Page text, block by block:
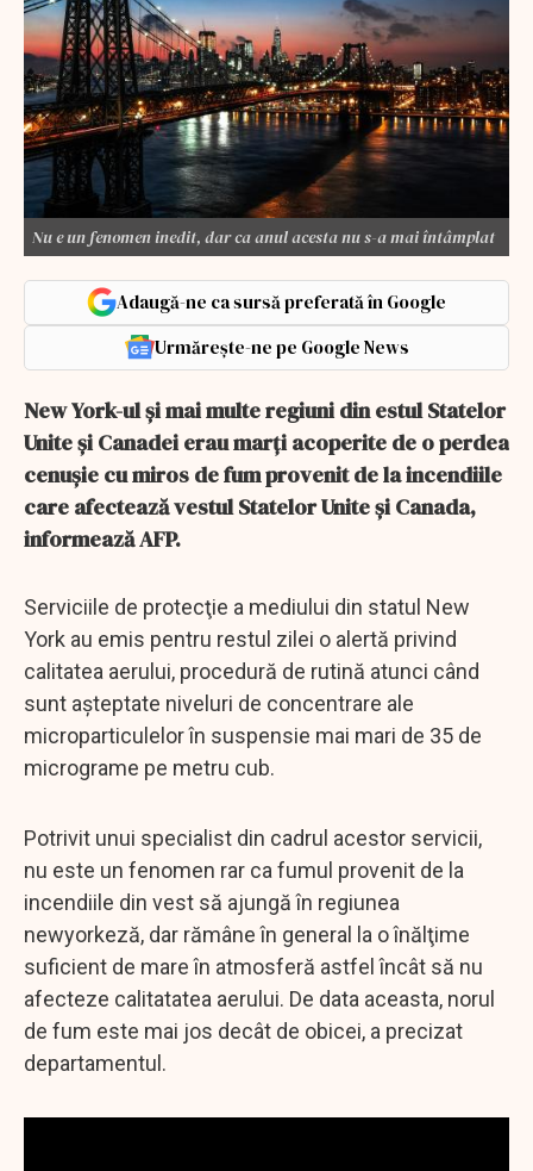
Nu e un fenomen inedit, dar ca anul acesta nu s-a mai întâmplat
Adaugă-ne ca sursă preferată în Google
Urmărește-ne pe Google News
New York-ul şi mai multe regiuni din estul Statelor
Unite şi Canadei erau marţi acoperite de o perdea
cenuşie cu miros de fum provenit de la incendiile
care afectează vestul Statelor Unite şi Canada,
informează AFP.
Serviciile de protecţie a mediului din statul New
York au emis pentru restul zilei o alertă privind
calitatea aerului, procedură de rutină atunci când
sunt aşteptate niveluri de concentrare ale
microparticulelor în suspensie mai mari de 35 de
micrograme pe metru cub.
Potrivit unui specialist din cadrul acestor servicii,
nu este un fenomen rar ca fumul provenit de la
incendiile din vest să ajungă în regiunea
newyorkeză, dar rămâne în general la o înălţime
suficient de mare în atmosferă astfel încât să nu
afecteze calitatatea aerului. De data aceasta, norul
de fum este mai jos decât de obicei, a precizat
departamentul.